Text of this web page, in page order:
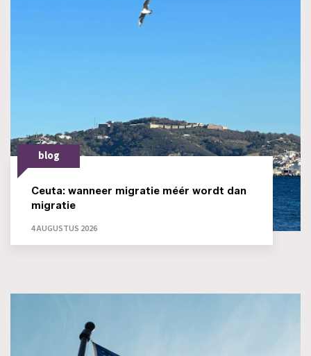
blog
Ceuta: wanneer migratie méér wordt dan
migratie
4 AUGUSTUS 2026